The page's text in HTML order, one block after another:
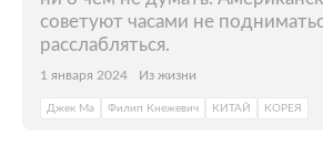
советуют часами не
расслабляться.
1 января 2024 Из жизни
Джек Ма Филип Кнежевич КИТАЙ КОРЕЯ